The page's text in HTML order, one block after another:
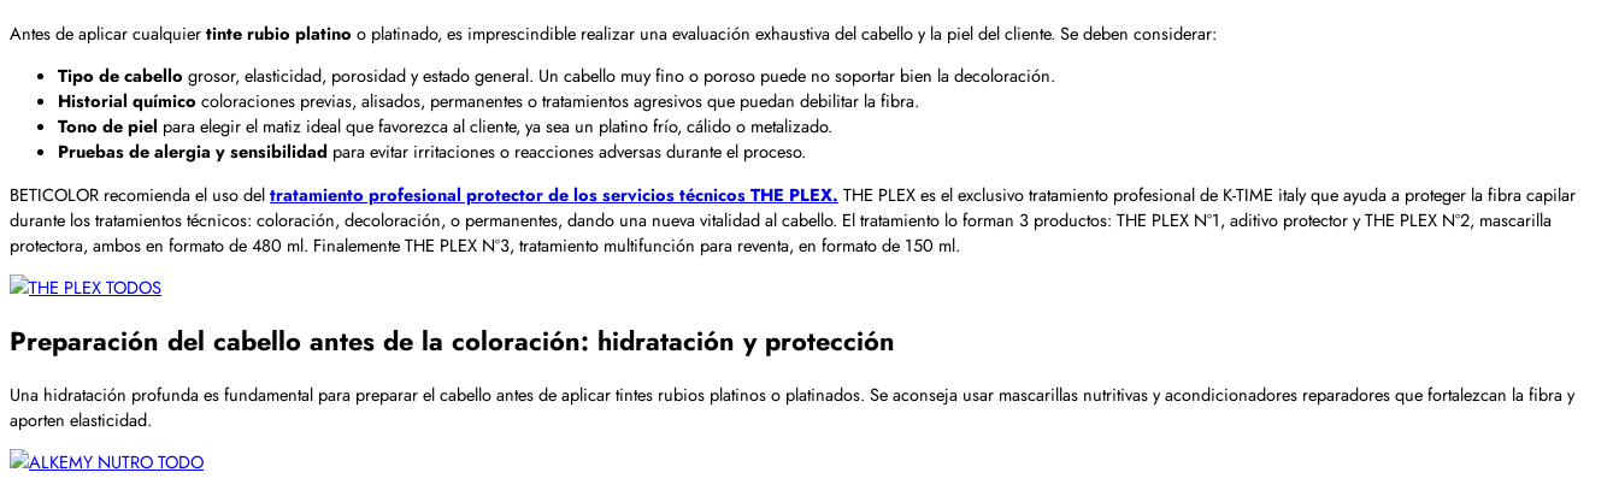
Antes de aplicar cualquiertinte rubio platino o platinado, es imprescindible realizar una evaluación exhaustiva del cabello y la piel del cliente. Se deben considerar:
Tipo de cabello grosor, elasticidad, porosidad y estado general. Un cabello muy fino o poroso puede no soportar bien la decoloración.
Historial químico coloraciones previas, alisados, permanentes o tratamientos agresivos que puedan debilitar la fibra.
Tono de piel para elegir el matiz ideal que favorezca al cliente, ya sea un platino frío, cálido o metalizado.
Pruebas de alergia y sensibilidad para evitar irritaciones o reacciones adversas durante el proceso.
BETICOLOR recomienda el uso deltratamiento profesional protector de los servicios técnicos THE PLEX. THE PLEX es el exclusivo tratamiento profesional de K-TIME italy que ayuda a proteger la fibra capilar
durante los tratamientos técnicos: coloración, decoloración, o permanentes, dando una nueva vitalidad al cabello. El tratamiento lo forman 3 productos: THE PLEX Nº1, aditivo protector y THE PLEX Nº2, mascarilla
protectora, ambos en formato de 480 ml. Finalemente THE PLEX Nº3, tratamiento multifunción para reventa, en formato de 150 ml.
Preparación del cabello antes de la coloración: hidratación y protección
Una hidratación profunda es fundamental para preparar el cabello antes de aplicar tintes rubios platinos o platinados. Se aconseja usar mascarillas nutritivas y acondicionadores reparadores que fortalezcan la fibra y
aporten elasticidad.